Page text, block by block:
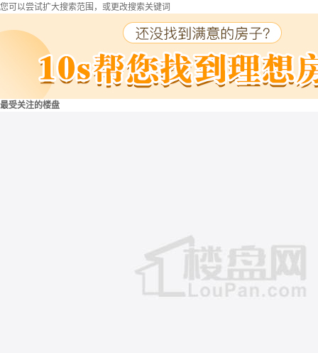
您可以尝试扩大搜索范围，或更改搜索关键词
最受关注的楼盘